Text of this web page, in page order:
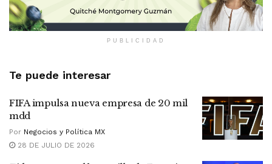
PUBLICIDAD
Te puede interesar
FIFA impulsa nueva empresa de 20 mil
mdd
Por Negocios y Política MX
28 DE JULIO DE 2026